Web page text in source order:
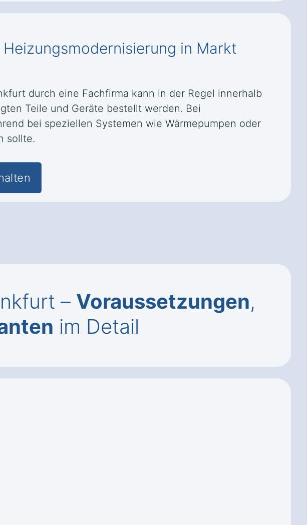
in Markt
durch eine Fachfirma kann in der Regel innerhalb
Teile und Geräte bestellt werden. Bei
bei speziellen Systemen wie Wärmepumpen oder
sollte.
– Voraussetzungen,
im Detail